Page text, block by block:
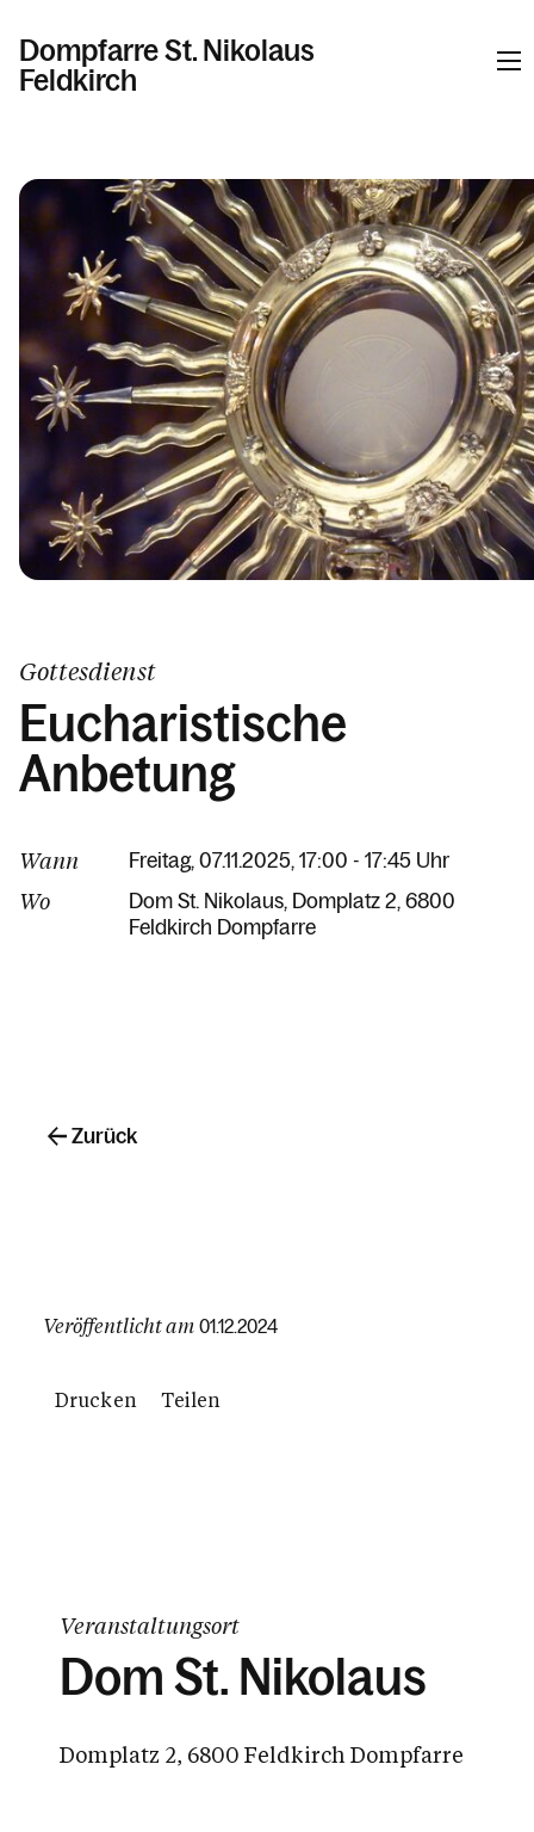
Dompfarre St. Nikolaus
Feldkirch
Kalender
Personen
Kontakt
Gottesdienst
Eucharistische
Anbetung
Wann Freitag, 07.11.2025, 17:00 - 17:45 Uhr
Wo Dom St. Nikolaus Domplatz 2 6800
Feldkirch Dompfarre
Veröffentlicht am 01.12.2024
Drucken Teilen
Zurück
Veranstaltungsort
Dom St. Nikolaus
Domplatz 2, 6800 Feldkirch Dompfarre